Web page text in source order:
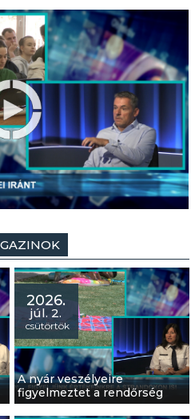
2026.
júl. 2.
csütörtök
A nyár veszélyeire
figyelmeztet a rendőrség